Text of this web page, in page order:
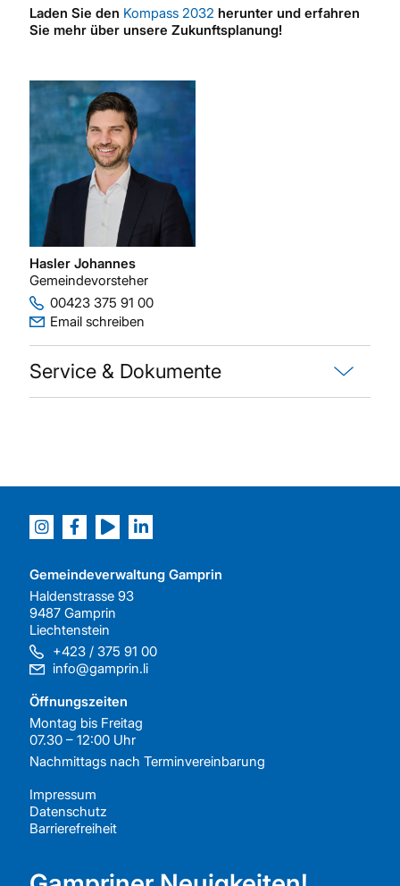
Laden Sie den Kompass 2032 herunter und erfahren
Sie mehr über unsere Zukunftsplanung!
Hasler Johannes
Gemeindevorsteher
00423 375 91 00
Email schreiben
Service & Dokumente
Gemeindeverwaltung Gamprin
Haldenstrasse 93
9487 Gamprin
Liechtenstein
+423 / 375 91 00
info@gamprin.li
Öffnungszeiten
Montag bis Freitag
07.30 – 12:00 Uhr
Nachmittags nach Terminvereinbarung
Impressum
Datenschutz
Barrierefreiheit